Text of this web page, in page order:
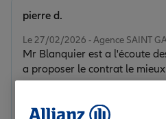
Le 27/02/2026 - Agence SAINT
Mr Blanquier est a l'écoute
a proposer le contrat le
situation exprimée.
pierre d.
Prendre un RDV